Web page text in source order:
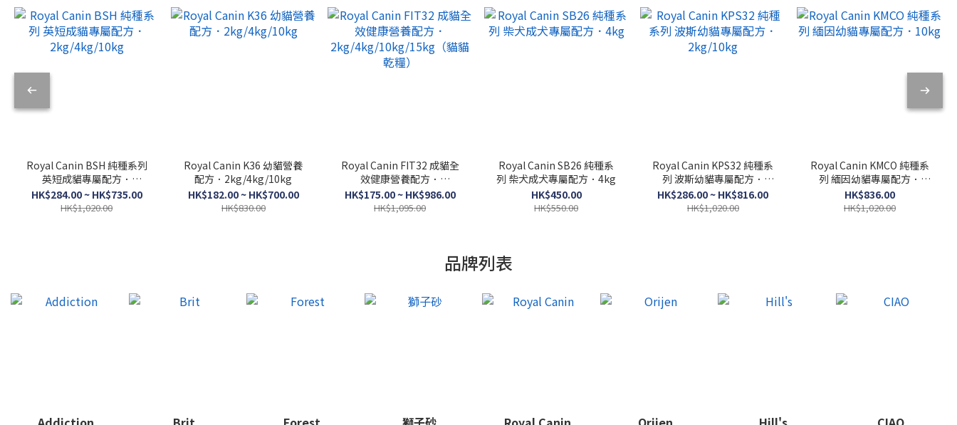
Royal Canin BSH 純種系列
英短成貓專屬配方．
2kg/4kg/10kg
HK$284.00 ~ HK$735.00
HK$1,020.00
Royal Canin K36 幼貓營養
配方．2kg/4kg/10kg
HK$182.00 ~ HK$700.00
HK$830.00
Royal Canin FIT32 成貓全
效健康營養配方．
2kg/4kg/10kg/15kg（貓
貓乾糧）
HK$175.00 ~ HK$986.00
HK$1,095.00
Royal Canin SB26 純種系
列 柴犬成犬專屬配方．4kg
HK$450.00
HK$550.00
Royal Canin KPS32 純種系
列 波斯幼貓專屬配方．
2kg/10kg
HK$286.00 ~ HK$816.00
HK$1,020.00
Royal Canin KMCO 純種系
列 緬因幼貓專屬配方．
10kg
HK$836.00
HK$1,020.00
品牌列表